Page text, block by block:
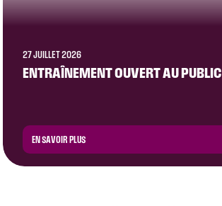
27 JUILLET 2026
ENTRAÎNEMENT OUVERT AU PUBLIC
EN SAVOIR PLUS